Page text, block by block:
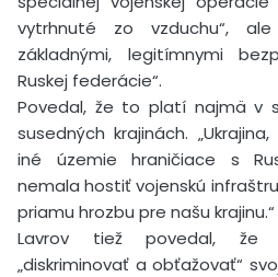
vytrhnuté zo vzduchu“,
základnými, legitímnymi
Ruskej federácie“.
Povedal, že to platí najmä v
susedných krajinách.
iné územie hraničiace s
nemala hostiť vojenskú
priamu hrozbu pre našu krajinu.“
Lavrov tiež povedal, že
„diskriminovať a obťažovať“